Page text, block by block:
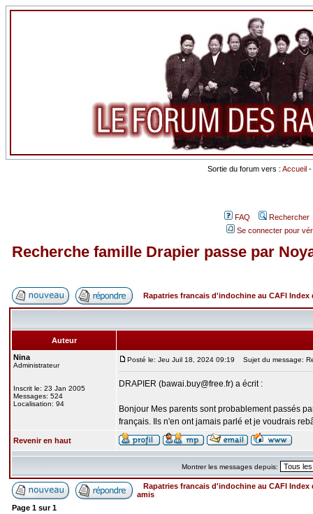
Sortie du forum vers : Accueil -
FAQ
Rechercher
Se connecter pour
Recherche famille Drapier passe par
Rapatries francais d'indochine au CAFI Index
Auteur
Nina
Administrateur
Inscrit le: 23 Jan 2005
Messages: 524
Localisation: 94
Posté le: Jeu Juil 18, 2024 09:19 Sujet du message:
DRAPIER (bawai.buy@free.fr) a écrit :
Bonjour Mes parents sont probablement passés
français. Ils n'en ont jamais parlé et je voudrais
Revenir en haut
Montrer les messages depuis:
Rapatries francais d'indochine au CAFI Index
amis
Page 1 sur1